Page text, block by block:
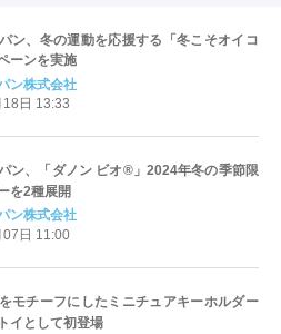
ン、冬の運動を応援する「冬こそオイコ
ーンを実施
ン株式会社
日 13:33
ン、「ダノン ビオ®」2024年冬の季節限
を2種展開
ン株式会社
日 11:00
モチーフにしたミニチュアキーホルダー
イとして初登場